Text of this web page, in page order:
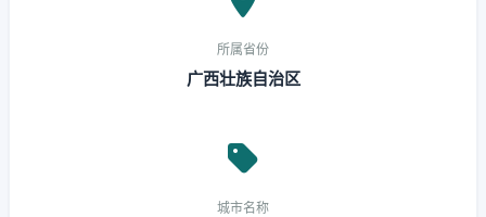
所属省份
广西壮族自治区
城市名称